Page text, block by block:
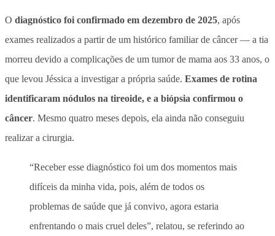
O diagnóstico foi confirmado em dezembro de 2025, após
exames realizados a partir de um histórico familiar de câncer — a tia
morreu devido a complicações de um tumor de mama aos 33 anos, o
que levou Jéssica a investigar a própria saúde. Exames de rotina
identificaram nódulos na tireoide, e a biópsia confirmou o
câncer. Mesmo quatro meses depois, ela ainda não conseguiu
realizar a cirurgia.
“Receber esse diagnóstico foi um dos momentos mais
difíceis da minha vida, pois, além de todos os
problemas de saúde que já convivo, agora estaria
enfrentando o mais cruel deles”, relatou, se referindo ao